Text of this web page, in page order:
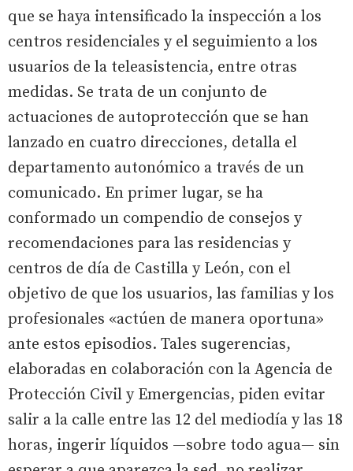
que se haya intensificado la inspección a los
centros residenciales y el seguimiento a los
usuarios de la teleasistencia, entre otras
medidas. Se trata de un conjunto de
actuaciones de autoprotección que se han
lanzado en cuatro direcciones, detalla el
departamento autonómico a través de un
comunicado. En primer lugar, se ha
conformado un compendio de consejos y
recomendaciones para las residencias y
centros de día de Castilla y León, con el
objetivo de que los usuarios, las familias y los
profesionales «actúen de manera oportuna»
ante estos episodios. Tales sugerencias,
elaboradas en colaboración con la Agencia de
Protección Civil y Emergencias, piden evitar
salir a la calle entre las 12 del mediodía y las 18
horas, ingerir líquidos —sobre todo agua— sin